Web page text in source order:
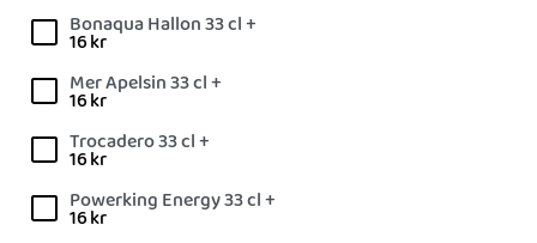
Bonaqua Hallon 33 cl +
16kr
Mer Apelsin 33 cl +
16kr
Trocadero 33 cl +
16kr
Powerking Energy 33 cl +
16kr